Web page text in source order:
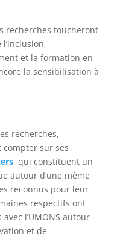
recherches toucheront
et la formation en
la sensibilisation à
recherches,
compter sur ses
, qui constituent un
autour d’une même
reconnus pour leur
respectifs ont
l’UMONS autour
et de